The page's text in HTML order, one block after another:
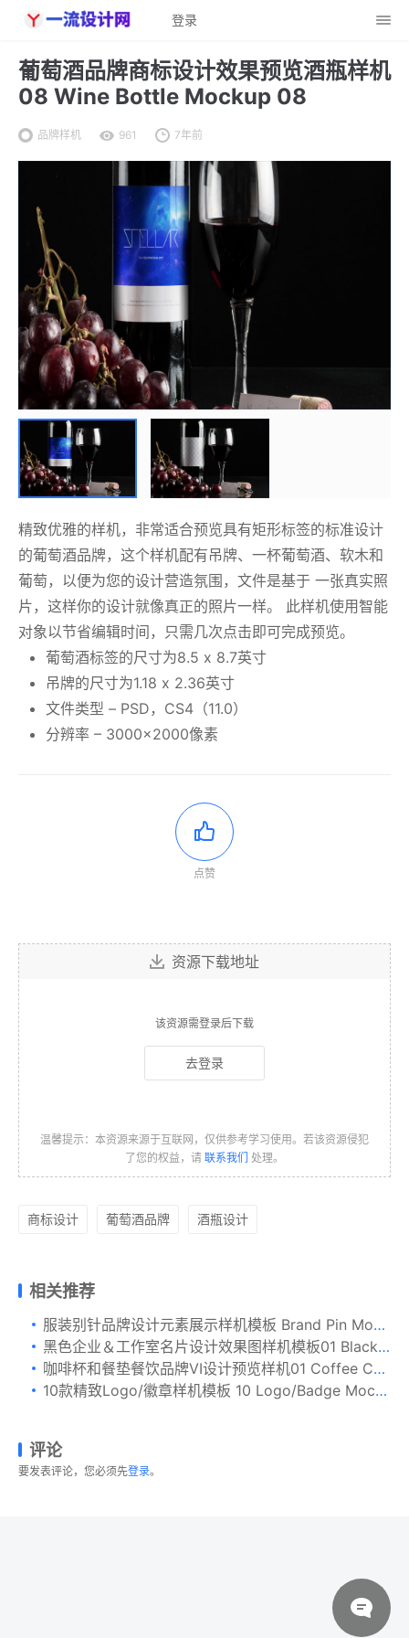
登录
葡萄酒品牌商标设计效果预览酒瓶样机
08 Wine Bottle Mockup 08
品牌样机 961 7年前
精致优雅的样机，非常适合预览具有矩形标签的标准设计
的葡萄酒品牌，这个样机配有吊牌、一杯葡萄酒、软木和
葡萄，以便为您的设计营造氛围，文件是基于 一张真实照
片，这样你的设计就像真正的照片一样。 此样机使用智能
对象以节省编辑时间，只需几次点击即可完成预览。
葡萄酒标签的尺寸为8.5 x 8.7英寸
吊牌的尺寸为1.18 x 2.36英寸
文件类型 – PSD，CS4（11.0）
分辨率 – 3000×2000像素
点赞
资源下载地址
该资源需登录后下载
去登录
温馨提示：本资源来源于互联网，仅供参考学习使用。若该资源侵犯
了您的权益，请 联系我们 处理。
商标设计 葡萄酒品牌 酒瓶设计
相关推荐
服装别针品牌设计元素展示样机模板 Brand Pin Mockup
黑色企业＆工作室名片设计效果图样机模板01 Black Business Cards Mockup 01
咖啡杯和餐垫餐饮品牌VI设计预览样机01 Coffee Cup and Placemat Mockup 01
10款精致Logo/徽章样机模板 10 Logo/Badge Mock-Ups Vol.4
评论
要发表评论，您必须先登录。